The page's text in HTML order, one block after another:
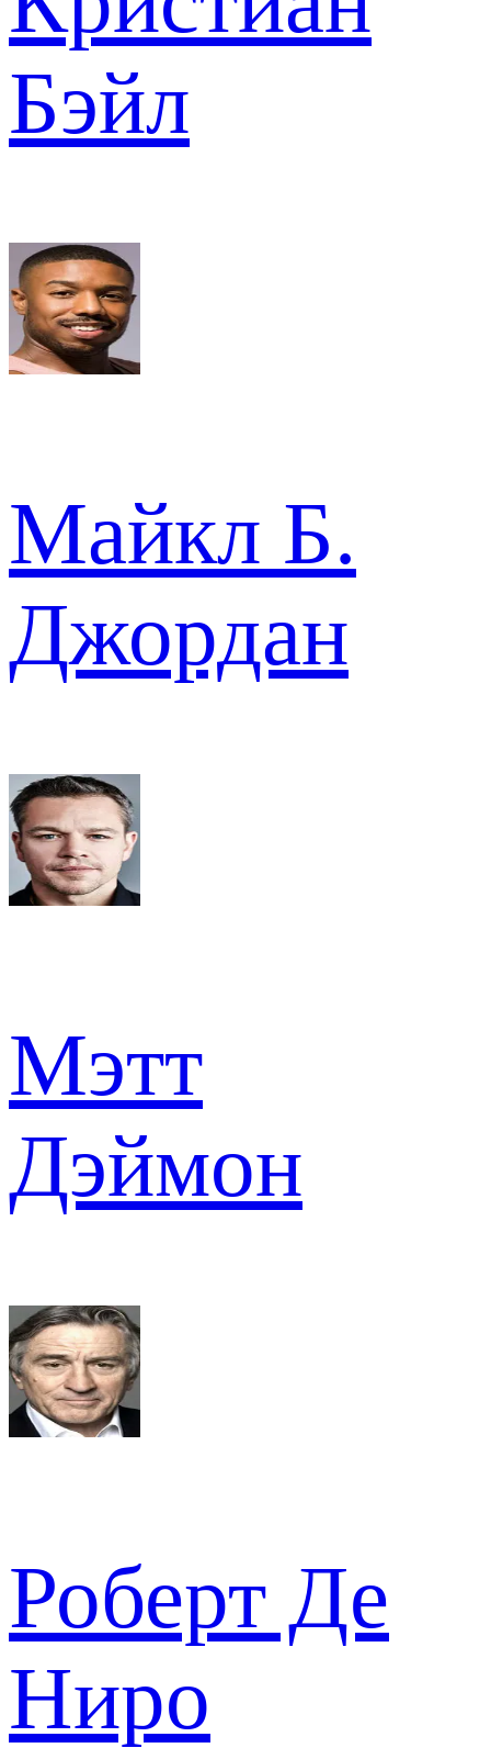
Бэйл
Майкл Б.
Джордан
Мэтт
Дэймон
Роберт Де
Ниро